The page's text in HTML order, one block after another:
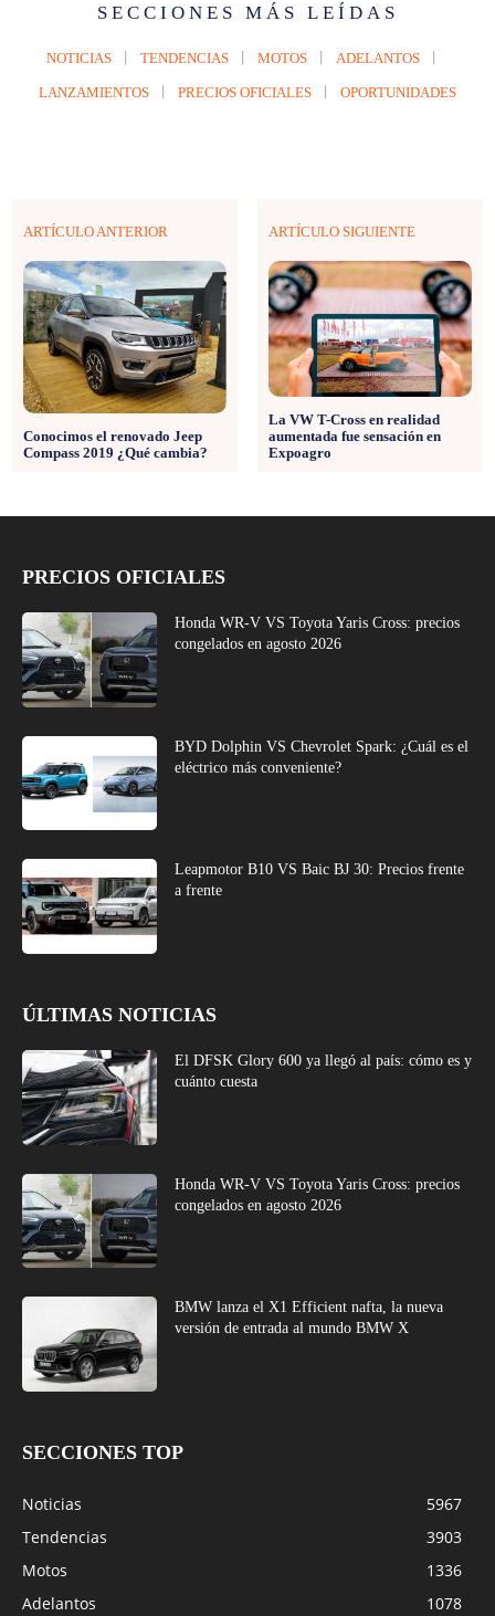
SECCIONES MÁS LEÍDAS
NOTICIAS TENDENCIAS MOTOS ADELANTOS
LANZAMIENTOS PRECIOS OFICIALES OPORTUNIDADES
ARTÍCULO ANTERIOR
Conocimos el renovado Jeep
Compass 2019 ¿Qué cambia?
ARTÍCULO SIGUIENTE
La VW T-Cross en realidad
aumentada fue sensación en
Expoagro
PRECIOS OFICIALES
Honda WR-V VS Toyota Yaris Cross: precios
congelados en agosto 2026
BYD Dolphin VS Chevrolet Spark: ¿Cuál es el
eléctrico más conveniente?
Leapmotor B10 VS Baic BJ 30: Precios frente
a frente
ÚLTIMAS NOTICIAS
El DFSK Glory 600 ya llegó al país: cómo es y
cuánto cuesta
Honda WR-V VS Toyota Yaris Cross: precios
congelados en agosto 2026
BMW lanza el X1 Efficient nafta, la nueva
versión de entrada al mundo BMW X
SECCIONES TOP
Noticias
5967
Tendencias
3903
Motos
1336
Adelantos
1078